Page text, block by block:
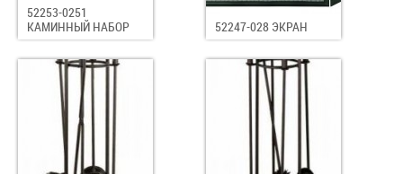
52253-0251
КАМИННЫЙ НАБОР
52247-028 ЭКРАН